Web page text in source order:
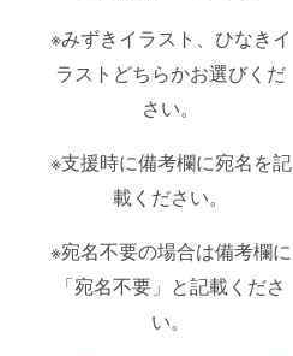
※みずきイラスト、ひなきイ
ラストどちらかお選びくだ
さい。
※支援時に備考欄に宛名を記
載ください。
※宛名不要の場合は備考欄に
「宛名不要」と記載くださ
い。